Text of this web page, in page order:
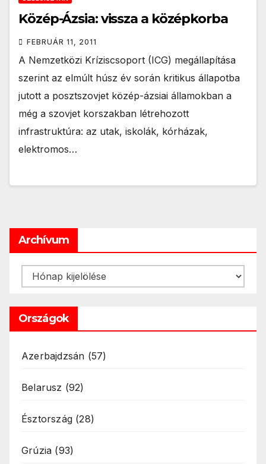
Közép-Ázsia: vissza a középkorba
FEBRUÁR 11, 2011
A Nemzetközi Kríziscsoport (ICG) megállapítása
szerint az elmúlt húsz év során kritikus állapotba
jutott a posztszovjet közép-ázsiai államokban a
még a szovjet korszakban létrehozott
infrastruktúra: az utak, iskolák, kórházak,
elektromos…
Archívum
Archívum
Országok
Azerbajdzsán (57)
Belarusz (92)
Észtország (28)
Grúzia (93)